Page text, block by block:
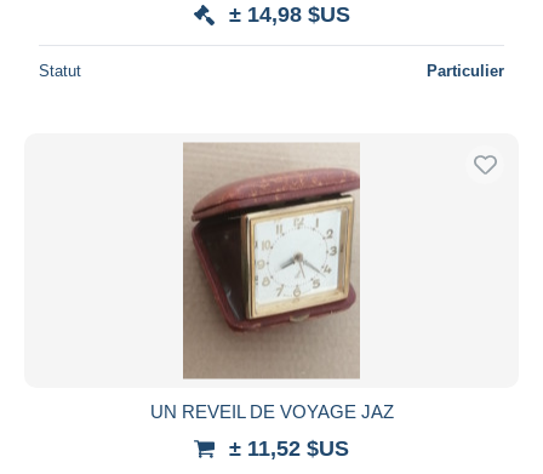
± 14,98 $US
Statut Particulier
UN REVEIL DE VOYAGE JAZ
± 11,52 $US